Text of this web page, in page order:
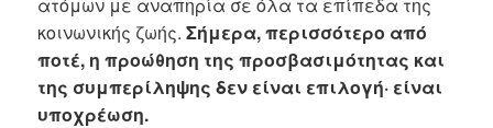
κοινωνικής ζωής.Σήμερα, περισσότερο από
ποτέ, η προώθηση της προσβασιμότητας και
της συμπερίληψης δεν είναι επιλογή· είναι
υποχρέωση.